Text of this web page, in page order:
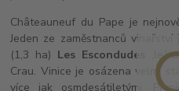
Châteauneuf du Pape je
Jeden ze zaměstnanců
(1,3 ha) Les Escondudes
Crau. Vinice je osázena velmi
více jak osmdesátiletými.